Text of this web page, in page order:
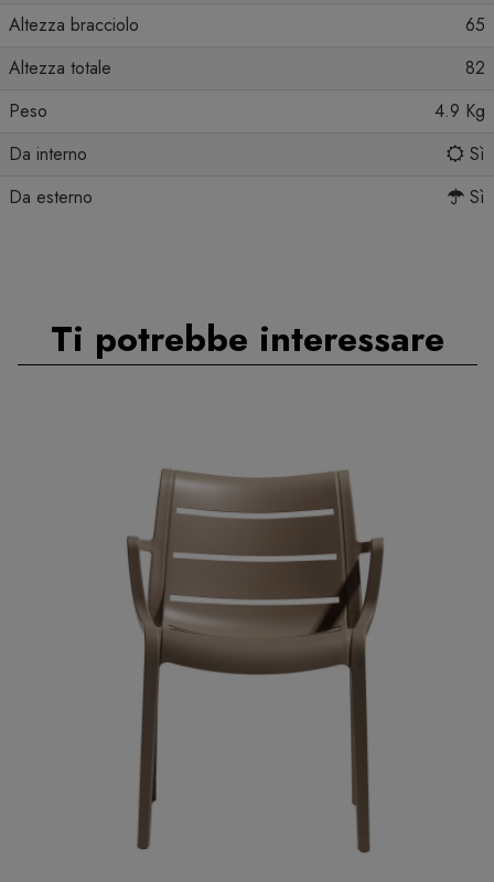
Altezza bracciolo
65
Altezza totale
82
Peso
4.9 Kg
Da interno
Sì
Da esterno
Sì
Ti potrebbe interessare